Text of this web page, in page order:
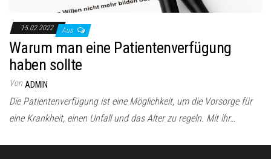
15.02.2022 Aus
Warum man eine Patientenverfügung
haben sollte
Von ADMIN
Die Patientenverfügung ist eine Möglichkeit, um die Vorsorge für
eine Krankheit, einen Unfall und das Alter zu regeln. Mit ihr…